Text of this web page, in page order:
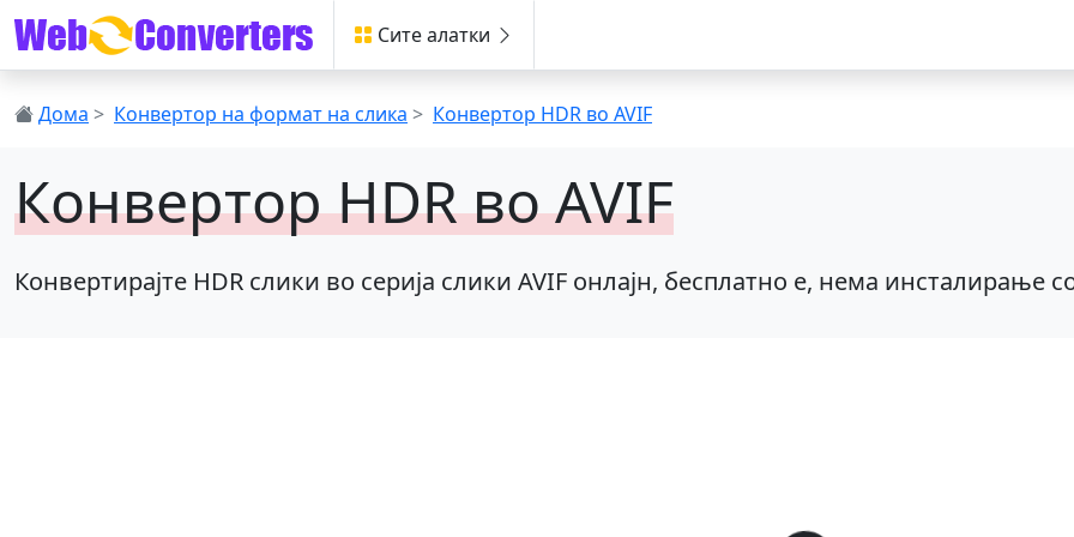
Сите алатки
Дома > Конвертор на формат на слика > Конвертор HDR во AVIF
Конвертор HDR во AVIF
Конвертирајте HDR слики во серија слики AVIF онлајн, бесплатно е, нема инсталирање